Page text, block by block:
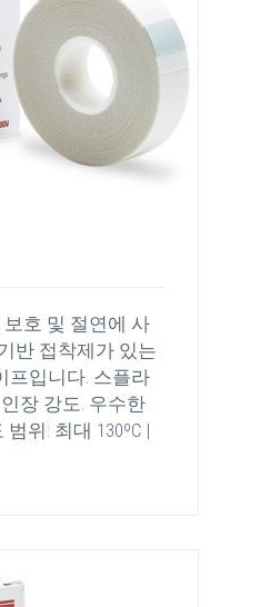
보호 및 절연에 사
반 접착제가 있는
프입니다. 스플라
장 강도. 우수한
위: 최대 130ºC |